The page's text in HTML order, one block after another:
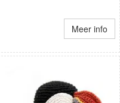
Meer info